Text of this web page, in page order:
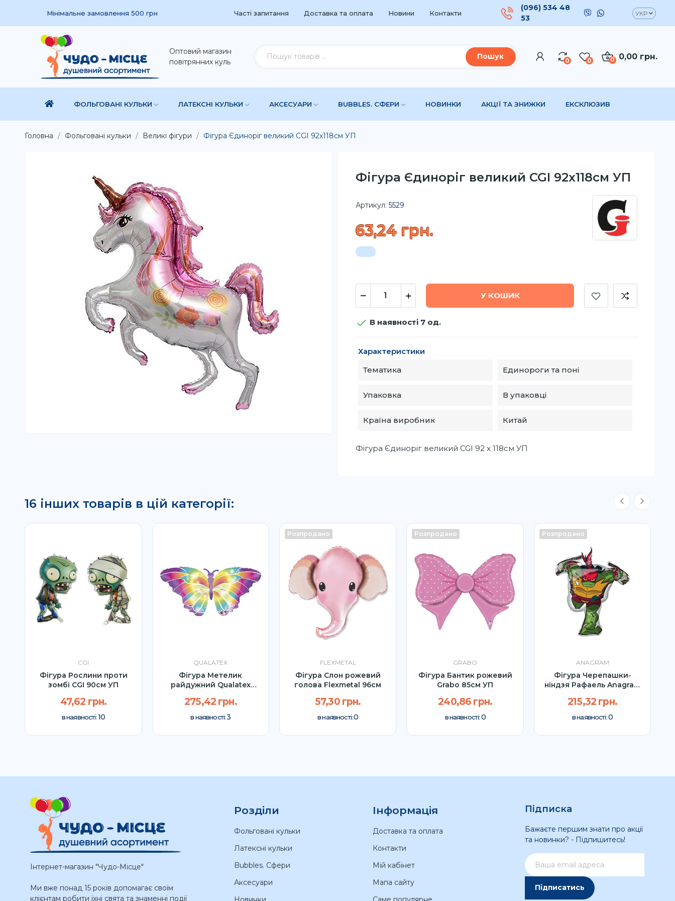
Мінімальне замовлення 500 грн Часті запитання Доставка та оплата Новини Контакти
(096) 534 48
53
УКР
Оптовий магазин
повітрянних куль
Пошук 0 0 0,00 грн.
0
ФОЛЬГОВАНІ КУЛЬКИ ЛАТЕКСНІ КУЛЬКИ АКСЕСУАРИ BUBBLES. СФЕРИ НОВИНКИ АКЦІЇ ТА ЗНИЖКИ ЕКСКЛЮЗИВ
Головна Фольговані кульки Великі фігури Фігура Єдиноріг великий CGI 92x118см УП
Фігура Єдиноріг великий CGI 92x118см УП
Артикул: 5529
63,24 грн.
У КОШИК
 В наявності 7 од.
Характеристики
Тематика
Единороги та поні
Упаковка В упаковці
Країна виробник Китай
Фігура Єдиноріг великий CGI 92 x 118см УП
16 інших товарів в цій категорії:
CGI
Фігура Рослини проти
зомбі CGI 90см УП
47,62 грн.
в наявності:10
QUALATEX
Фігура Метелик
райдужний Qualatex
275,42 грн.
в наявності:3
Розпродано
FLEXMETAL
Фігура Слон рожевий
голова Flexmetal 96см
57,30 грн.
в наявності:0
Розпродано
GRABO
Фігура Бантик рожевий
Grabo 85см УП
240,86 грн.
в наявності: 0
Розпродано
ANAGRAM
Фігура Черепашки-
ніндзя Рафаель Anagram
215,32 грн.
в наявності:0
Інтернет-магазин "Чудо-Місце"
Ми вже понад 15 років допомагає своїм
клієнтам робити їхні свята та знаменні події
Розділи
Фольговані кульки
Латексні кульки
Bubbles. Сфери
Аксесуари
Інформація
Доставка та оплата
Контакти
Мій кабінет
Мапа сайту
Підписка
Бажаєте першим знати про акції
та новинки? - Підпишитесь!
Підписатись